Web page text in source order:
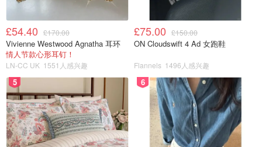
中，然后把鸡蛋摊开，炒大，把鸡蛋炒透定型之后，装入碗
中，备用。
⑷另起锅，烧热,放入食用油，放入葱姜蒜，爆香之后，放
入刚刚切好的西红柿，大火翻炒均匀，之后加入白糖，盐
巴，再翻炒均匀。西红柿炒熟炒透之后，放入在一旁的鸡
蛋，再翻炒均匀，出锅前放入几滴香油，放入葱花，调和均
匀就可以出锅啦。
£54.40 £170.00
Vivienne Westwood Agnatha 耳环
情人节款心形耳钉！
LN-CC UK 1551人感兴趣
£75.00 £150.00
ON Cloudswift 4 Ad 女跑鞋
Flannels 1496人感兴趣
5 6